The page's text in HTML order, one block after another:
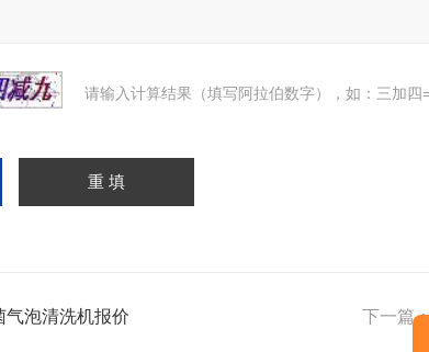
请输入计算结果（填写阿拉伯数字），如：三加四
气泡清洗机报价 下一篇